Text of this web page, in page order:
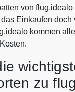
von
Einkaufen
kommen
zu